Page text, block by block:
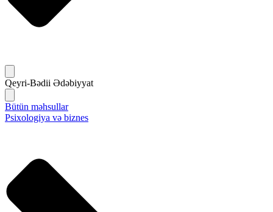
Qeyri-Bədii Ədəbiyyat
Bütün məhsullar
Psixologiya və biznes